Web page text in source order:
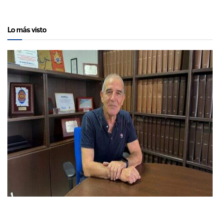
Lo más visto